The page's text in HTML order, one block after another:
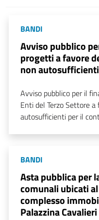
BANDI
Avviso pubblico
progetti a favore
non autosufficienti
Avviso pubblico per il
Enti del Terzo Settore
autosufficienti per il
BANDI
Asta pubblica per
comunali ubicati
complesso
Palazzina